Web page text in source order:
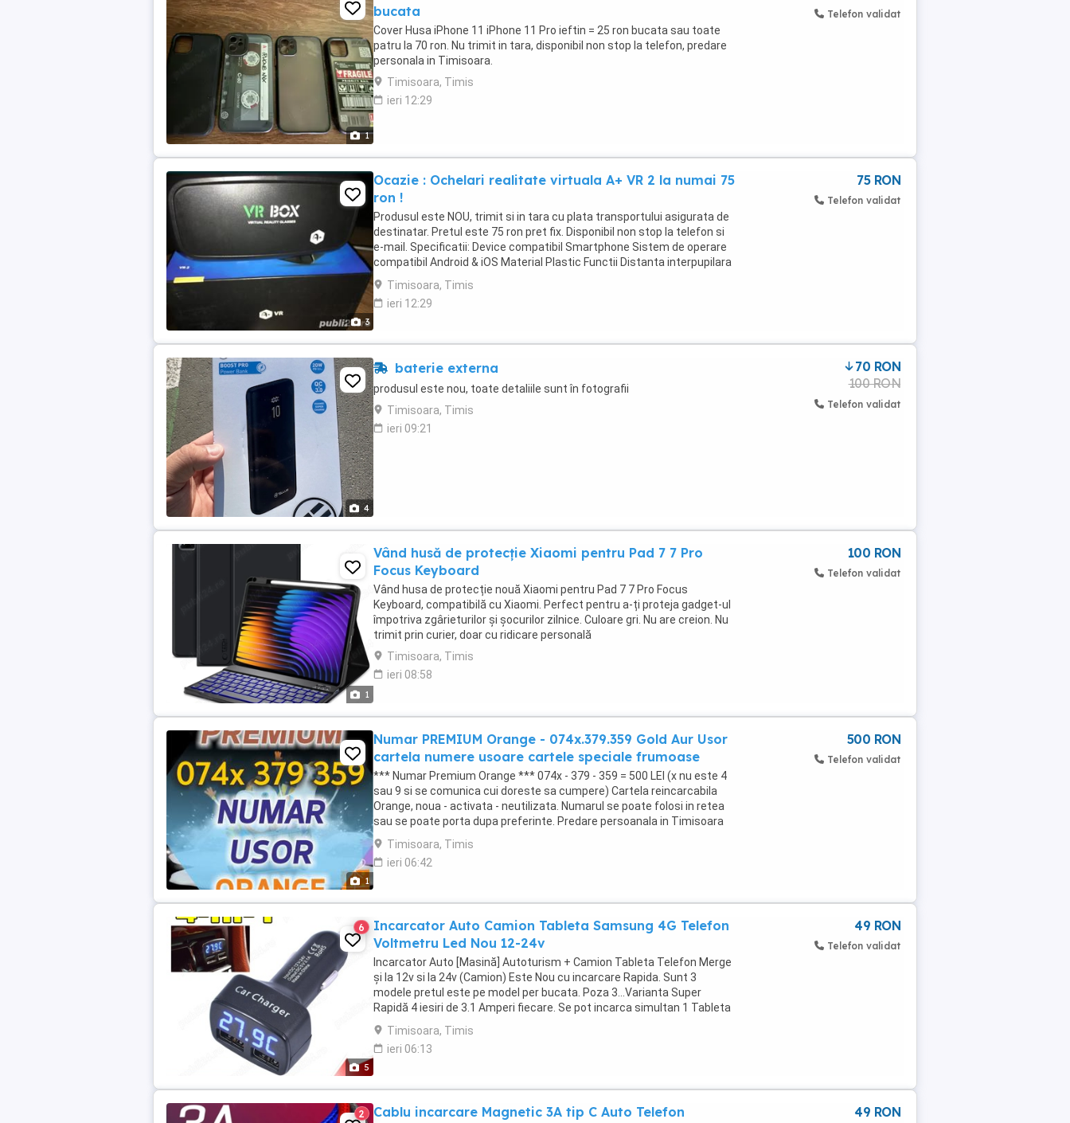
1
bucata
Cover Husa iPhone 11 iPhone 11 Pro ieftin = 25 ron bucata sau toate
patru la 70 ron. Nu trimit in tara, disponibil non stop la telefon, predare
personala in Timisoara.
Timisoara, Timis
ieri 12:29
Telefon validat
3
Ocazie : Ochelari realitate virtuala A+ VR 2 la numai 75
ron !
Produsul este NOU, trimit si in tara cu plata transportului asigurata de
destinatar. Pretul este 75 ron pret fix. Disponibil non stop la telefon si
e-mail. Specificatii: Device compatibil Smartphone Sistem de operare
compatibil Android & iOS Material Plastic Functii Distanta interpupilara
ajustabila Culoare ...
Timisoara, Timis
ieri 12:29
75 RON
Telefon validat
4
baterie externa
produsul este nou, toate detaliile sunt în fotografii
Timisoara, Timis
ieri 09:21
70 RON
100 RON
Telefon validat
1
Vând husă de protecție Xiaomi pentru Pad 7 7 Pro
Focus Keyboard
Vând husa de protecție nouă Xiaomi pentru Pad 7 7 Pro Focus
Keyboard, compatibilă cu Xiaomi. Perfect pentru a-ți proteja gadget-ul
împotriva zgârieturilor și șocurilor zilnice. Culoare gri. Nu are creion. Nu
trimit prin curier, doar cu ridicare personală
Timisoara, Timis
ieri 08:58
100 RON
Telefon validat
1
Numar PREMIUM Orange - 074x.379.359 Gold Aur Usor
cartela numere usoare cartele speciale frumoase
*** Numar Premium Orange *** 074x - 379 - 359 = 500 LEI (x nu este 4
sau 9 si se comunica cui doreste sa cumpere) Cartela reincarcabila
Orange, noua - activata - neutilizata. Numarul se poate folosi in retea
sau se poate porta dupa preferinte. Predare persoanala in Timisoara
sau trimitere oriunde ...
Timisoara, Timis
ieri 06:42
500 RON
Telefon validat
5
6
Incarcator Auto Camion Tableta Samsung 4G Telefon
Voltmetru Led Nou 12-24v
Incarcator Auto [Masină] Autoturism + Camion Tableta Telefon Merge
și la 12v si la 24v (Camion) Este Nou cu incarcare Rapida. Sunt 3
modele pretul este pe model per bucata. Poza 3...Varianta Super
Rapidă 4 iesiri de 3.1 Amperi fiecare. Se pot incarca simultan 1 Tableta
si 3 Telefoane. Poza 2...Varianta ...
Timisoara, Timis
ieri 06:13
49 RON
Telefon validat
2
Cablu incarcare Magnetic 3A tip C Auto Telefon
49 RON